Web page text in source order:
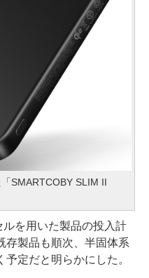
SMARTCOBY SLIM II
を用いた製品の投入計
存製品も順次、半固体系
定だと明らかにした。